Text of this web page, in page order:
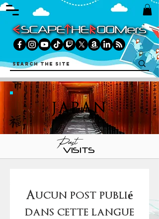
JAPAN
Past
VISITS
Aucun post publié
dans cette langue